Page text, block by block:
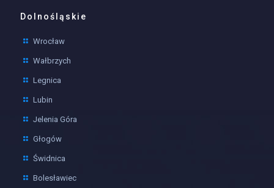
Dolnośląskie
Wrocław
Wałbrzych
Legnica
Lubin
Jelenia Góra
Głogów
Świdnica
Bolesławiec